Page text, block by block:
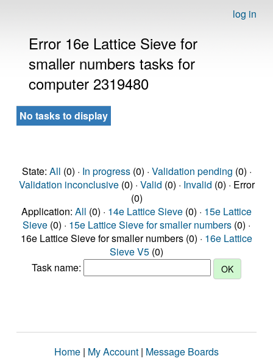
log in
Error 16e Lattice Sieve for
smaller numbers tasks for
computer 2319480
No tasks to display
State: All (0) · In progress(0) · Validation pending (0) ·
Validation inconclusive(0) · Valid (0) · Invalid (0) · Error
(0)
Application: All (0) · 14e Lattice Sieve (0) · 15e Lattice
Sieve (0) · 15e Lattice Sieve for smaller numbers (0) ·
16e Lattice Sieve for smaller numbers (0) · 16e Lattice
Sieve V5 (0)
Task name:
Home | My Account | Message Boards